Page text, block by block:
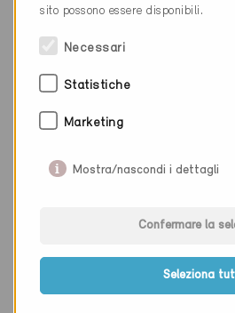
Minergie
Böckten 4461
Edifici BL-1321
sito possono essere disponibili.
Necessari
Statistiche
Marketing
Mostra/nascondi i dettagli
Confermare la
Seleziona